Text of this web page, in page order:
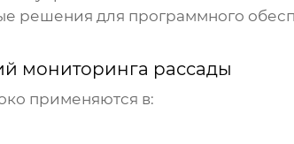
решения для программного
мониторинга рассады
применяются в: